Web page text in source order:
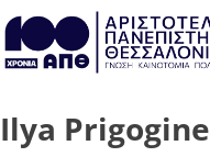
Ilya Prigogine